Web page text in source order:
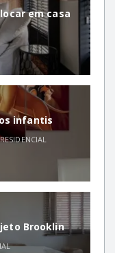
em casa
infantis
RESIDENCIAL
Brooklin